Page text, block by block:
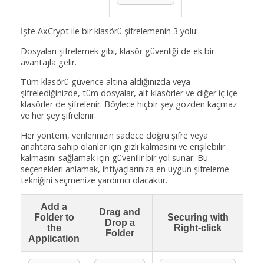
İşte AxCrypt ile bir klasörü şifrelemenin 3 yolu:
Dosyaları şifrelemek gibi, klasör güvenliği de ek bir
avantajla gelir.
Tüm klasörü güvence altına aldığınızda veya
şifrelediğinizde, tüm dosyalar, alt klasörler ve diğer iç içe
klasörler de şifrelenir. Böylece hiçbir şey gözden kaçmaz
ve her şey şifrelenir.
Her yöntem, verilerinizin sadece doğru şifre veya
anahtara sahip olanlar için gizli kalmasını ve erişilebilir
kalmasını sağlamak için güvenilir bir yol sunar. Bu
seçenekleri anlamak, ihtiyaçlarınıza en uygun şifreleme
tekniğini seçmenize yardımcı olacaktır.
Add a
Folder to
the
Application
Drag and
Drop a
Folder
Securing with
Right-click